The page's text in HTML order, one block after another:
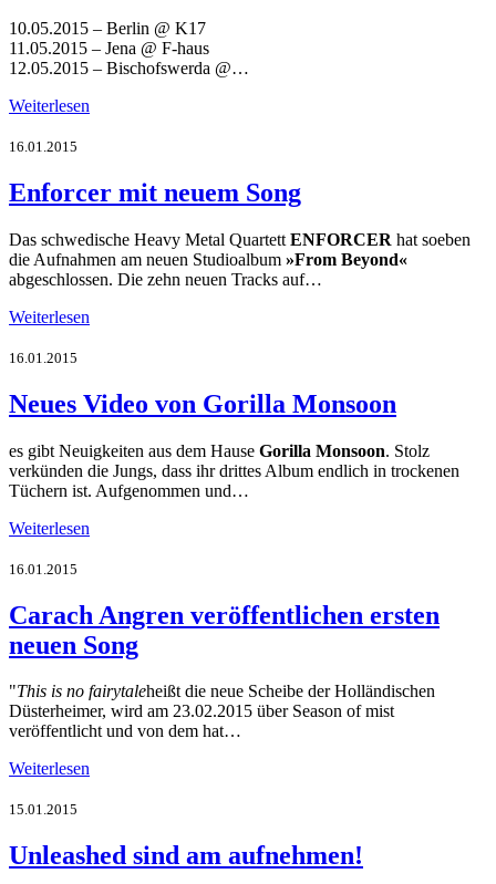
10.05.2015 – Berlin @ K17
11.05.2015 – Jena @ F-haus
12.05.2015 – Bischofswerda @…
Weiterlesen
16.01.2015
Enforcer mit neuem Song
Das schwedische Heavy Metal Quartett ENFORCER hat soeben
die Aufnahmen am neuen Studioalbum »From Beyond«
abgeschlossen. Die zehn neuen Tracks auf…
Weiterlesen
16.01.2015
Neues Video von Gorilla Monsoon
es gibt Neuigkeiten aus dem Hause Gorilla Monsoon. Stolz
verkünden die Jungs, dass ihr drittes Album endlich in trockenen
Tüchern ist. Aufgenommen und…
Weiterlesen
16.01.2015
Carach Angren veröffentlichen ersten
neuen Song
"This is no fairytaleheißt die neue Scheibe der Holländischen
Düsterheimer, wird am 23.02.2015 über Season of mist
veröffentlicht und von dem hat…
Weiterlesen
15.01.2015
Unleashed sind am aufnehmen!